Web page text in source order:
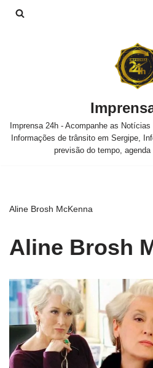
Imprensa 24h - Acompanhe as
Informações de trânsito em Sergipe,
previsão do tempo,
Aline Brosh McKenna
Aline Brosh